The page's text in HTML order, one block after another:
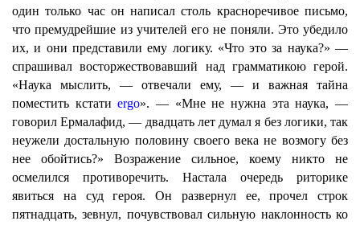
один только час он написал столь красноречивое письмо,
что премудрейшие из учителей его не поняли. Это убедило
их, и они представили ему логику. «Что это за наука?» —
спрашивал восторжествовавший над грамматикою герой.
«Наука мыслить, — отвечали ему, — и важная тайна
поместить кстатиergo». — «Мне не нужна эта наука, —
говорил Ермалафид, — двадцать лет думал я без логики, так
неужели достальную половину своего века не возмогу без
нее обойтись?» Возражение сильное, коему никто не
осмелился противоречить. Настала очередь риторике
явиться на суд героя. Он развернул ее, прочел строк
пятнадцать, зевнул, почувствовал сильную наклонность ко